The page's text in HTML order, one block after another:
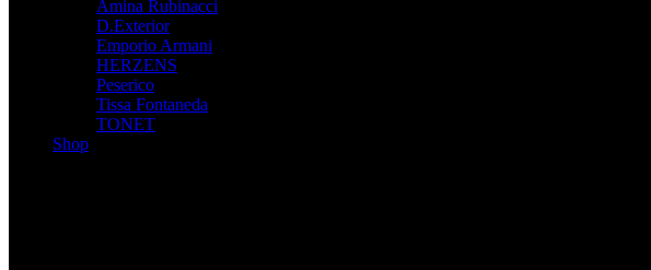
Amina Rubinacci
D.Exterior
Emporio Armani
HERZENS
Peserico
Tissa Fontaneda
TONET
Shop